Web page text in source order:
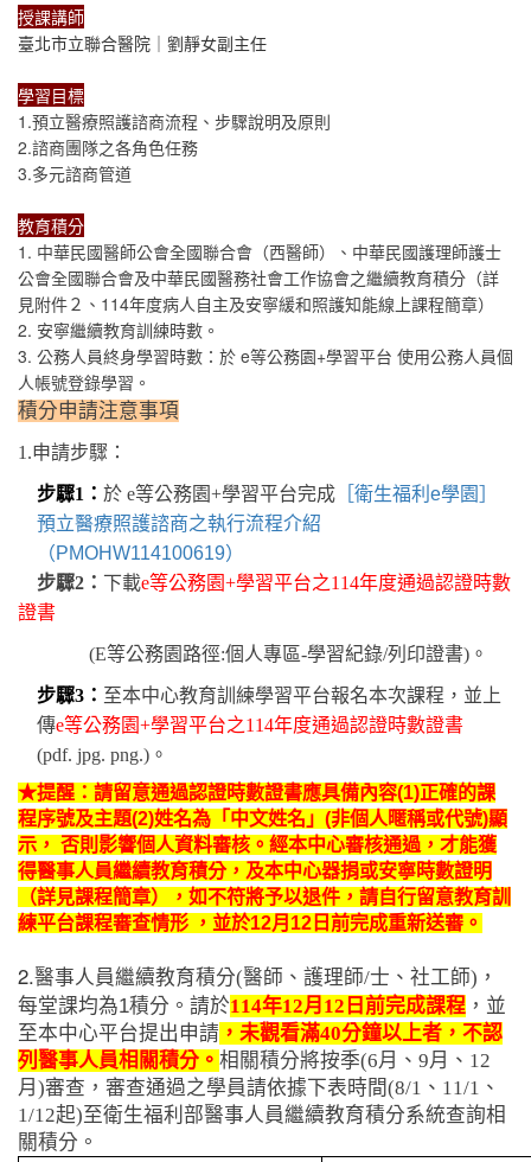
授課講師
臺北市立聯合醫院｜劉靜女副主任
學習目標
1.預立醫療照護諮商流程、步驟說明及原則
2.諮商團隊之各角色任務
3.多元諮商管道
教育積分
1. 中華民國醫師公會全國聯合會（西醫師）、中華民國護理師護士
公會全國聯合會及中華民國醫務社會工作協會之繼續教育積分（詳
見附件２、114年度病人自主及安寧緩和照護知能線上課程簡章）
2. 安寧繼續教育訓練時數。
3. 公務人員終身學習時數：於 e等公務園+學習平台 使用公務人員個
人帳號登錄學習。
積分申請注意事項
1.申請步驟：
步驟1 ： 於 e等公務園+學習平台完成 ［衛生福利e學園］
預立醫療照護諮商之執行流程介紹
（PMOHW114100619）
步驟2 ： 下載e等公務園+學習平台之114年度通過認證時數
證書
(E等公務園路徑:個人專區-學習紀錄/列印證書) 。
步驟3 ： 至本中心教育訓練學習平台報名本次課程，並上
傳e等公務園+學習平台之114年度通過認證時數證書
(pdf. jpg. png.) 。
★提醒：請留意通過認證時數證書應具備內容(1)正確的課
程序號及主題(2)姓名為「中文姓名」(非個人暱稱或代號)顯
示， 否則影響個人資料審核。經本中心審核通過，才能獲
得醫事人員繼續教育積分，及本中心器捐或安寧時數證明
（詳見課程簡章），如不符將予以退件，請自行留意教育訓
練平台課程審查情形 ，並於12月12日前完成重新送審。
2.醫事人員繼續教育積分(醫師、護理師/士、社工師) ，
每堂課均為1積分。請於114年12月 12 日前完成課程 ，並
至本中心平台提出申請 ，未觀看滿40分鐘以上者，不認
列醫事人員相關積分。 相關積分將按季(6月、 9月、 12
月 )審查，審查通過之學員請依據下表時間(8/1 、 11/1 、
1/12起)至衛生福利部醫事人員繼續教育積分系統查詢相
關積分。